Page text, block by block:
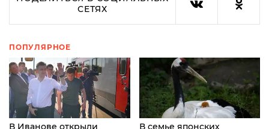
СЕТЯХ
ПОПУЛЯРНОЕ
В Иванове открыли
В семье японских